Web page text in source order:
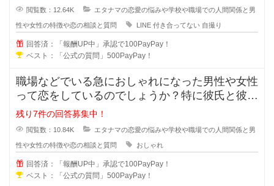
閲覧数：12.64K エタナマの恋愛の悩みや学校や職場での人間関係と男
性や女性の特徴や恋の相談と質問 LINE 付き合ってない 自撮り
回答済：「報酬UP中」承認で100PayPay！
ベスト：「公式の質問」500PayPay！
職場などでいる急におしゃれになった男性や女性
って恋をしているのでしょうか？特に彼氏と彼女
で付き合っている状態だと浮気など
残り7件の回答募集中！
閲覧数：10.84K エタナマの恋愛の悩みや学校や職場での人間関係と男
性や女性の特徴や恋の相談と質問 おしゃれ
回答済：「報酬UP中」承認で100PayPay！
ベスト：「公式の質問」500PayPay！